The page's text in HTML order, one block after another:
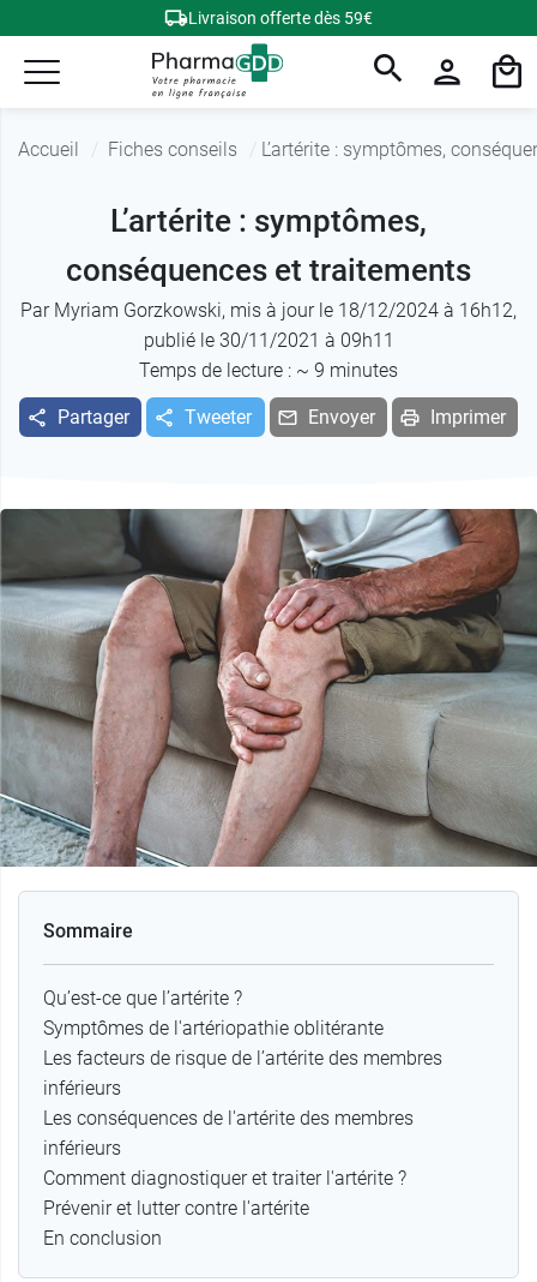
Livraison offerte dès 59€
Accueil Fiches conseils L’artérite : symptômes,
L’artérite : symptômes,
conséquences et traitements
Par Myriam Gorzkowski, mis à jour le 18/12/2024 à 16h12,
publié le 30/11/2021 à 09h11
Temps de lecture : ~ 9 minutes
Partager Tweeter Envoyer Imprimer
Sommaire
Qu’est-ce que l’artérite ?
Symptômes de l'artériopathie oblitérante
Les facteurs de risque de l’artérite des membres
inférieurs
Les conséquences de l'artérite des membres
inférieurs
Comment diagnostiquer et traiter l'artérite ?
Prévenir et lutter contre l'artérite
En conclusion